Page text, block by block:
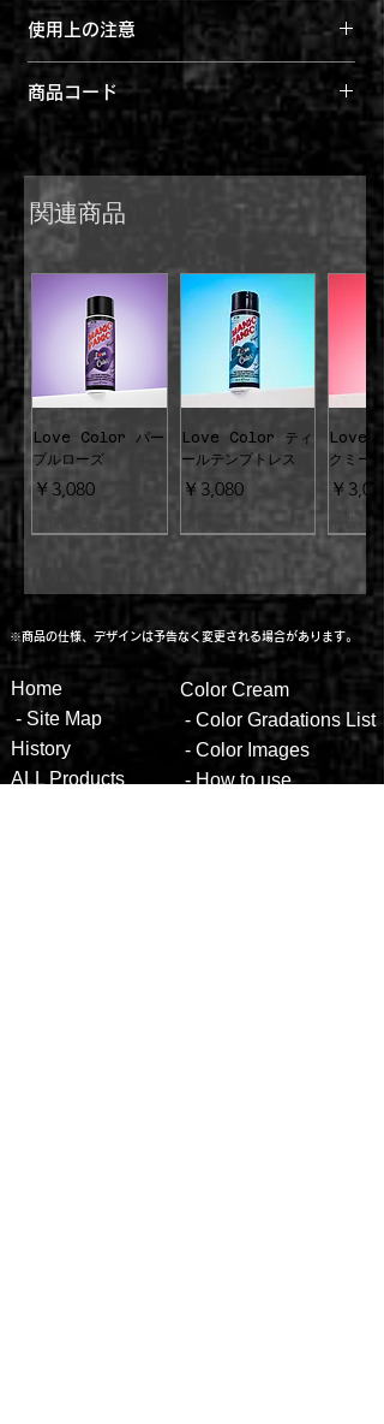
シャンプー後、髪が湿った状態でご使用
ください
適量を髪に塗布します
５分以上自然放置します
よく洗い流し、しっかりと洗い流しま
使用上の注意
◦黒髪には染まりません。白髪染めには不向
きです。塗布前の髪色髪質によって仕上が
◦手につかない様ゴム手袋等や衣類につかな
い様ケープ等ご利用ください。つけ爪等に
ついた色は落ちにくくなります。バスタブ
やタイル等への色移りや頭皮、耳が染まら
ルをご使用ください。
◦シャンプー毎に退色します。色持ちは、染
めた色の濃さによって異なります。プール
やサウナ等での色落ち、帽子や衣類、枕等
への色移り(特に濡れたままの場合)にご注
意ください。もし衣類等についた場合はす
◦ご使用前にパッチテストを行って頂き、お
い。頭皮に傷や腫れ物、湿疹等異常がある
◦開封後はフタを閉じお子様の手の届かない
冷暗所に保管し、なるべく早くご使用くだ
さい。髪染めのみにお使いください。他の
物と混ぜないでください。
商品コード
4560108898726
関連商品
Love Color パー
プルローズ
価格
￥3,080
Love Color ティ
ールテンプトレス
価格
￥3,080
Love
クミー
価格
￥3,080
Love Color イエ
ローハート
価格
￥3,080
消費税込み
Love Color ピン
クパッション
価格
￥3,080
消費税込み
ーシャ
￥3,080
消費税込
Love Color レッ
ドディザイア
価格
￥3,080
消費税込み
Love Color ブル
ーヴァレンタイン
価格
￥3,080
消費税込み
ーンヴ
￥3,080
消費税込
送料無料
スティレット
通常価格
￥5,500セール価格
￥4,400
送料無料
【2倍量】エイリア
ングレー
通常価格
￥5,500セール価格
￥4,400
【2倍
通常価
￥5,500
送料無料
イアレッド
通常価格
￥5,500セール価格
￥4,400
送料無料
【2倍量】ウルトラ
ヴァイオレット
通常価格
￥5,500セール価格
￥4,400
【2倍
通常価
￥5,500
送料無料
ットピンク
通常価格
￥5,500セール価格
￥4,400
※商品の仕様、デザインは予告なく変更される場合があります。
Home
- Site Map
History
ALL Products
Color Cream
- ​ Color Gradations List
- Color Images
-How touse